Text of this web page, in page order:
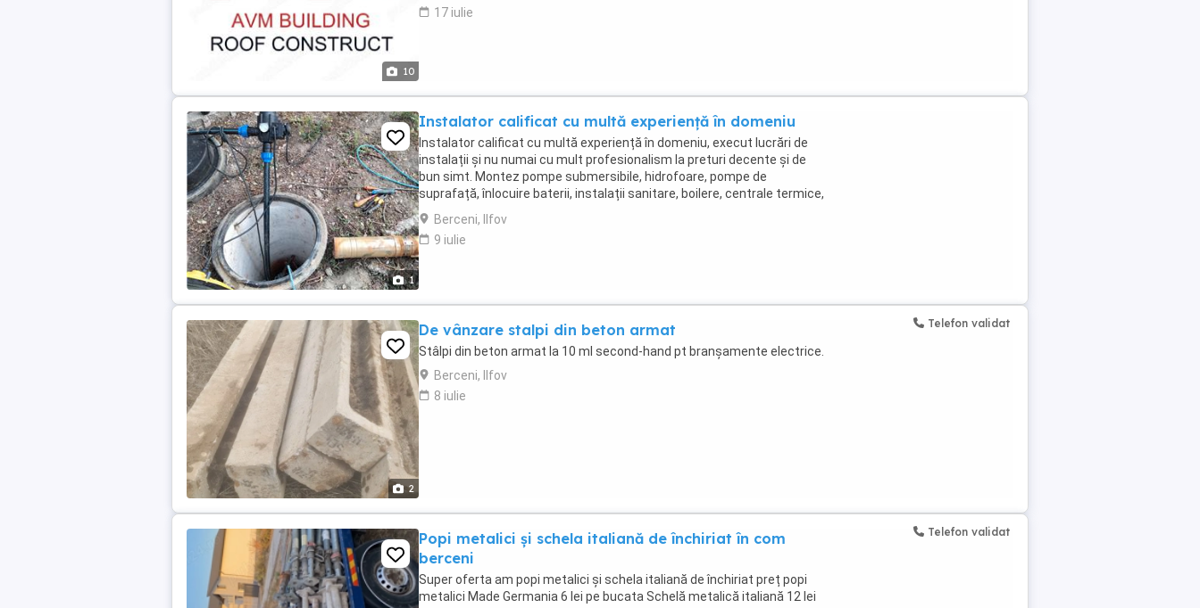
10
17 iulie
1
Instalator calificat cu multă experiență în domeniu
Instalator calificat cu multă experiență în domeniu, execut lucrări de
instalații și nu numai cu mult profesionalism la preturi decente și de
bun simt. Montez pompe submersibile, hidrofoare, pompe de
suprafață, înlocuire baterii, instalații sanitare, boilere, centrale termice,
etc Daca aveți probleme ...
Berceni, Ilfov
9 iulie
2
De vânzare stalpi din beton armat
Stâlpi din beton armat la 10 ml second-hand pt branșamente electrice.
Berceni, Ilfov
8 iulie
Telefon validat
Popi metalici și schela italiană de închiriat în com
berceni
Super oferta am popi metalici și schela italiană de închiriat preț popi
metalici Made Germania 6 lei pe bucata Schelă metalică italiană 12 lei
Telefon validat